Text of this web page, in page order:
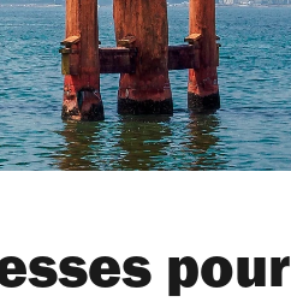
pour